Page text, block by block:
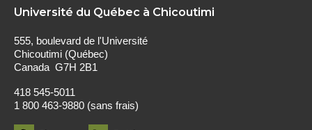
Université du Québec à Chicoutimi
555, boulevard de l'Université
Chicoutimi (Québec)
Canada G7H 2B1
418 545-5011
1 800 463-9880 (sans frais)